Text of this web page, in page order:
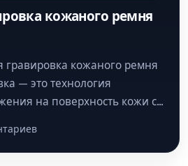
кожаного ремня
гравировка кожаного ремня
— это технология
на поверхность кожи с